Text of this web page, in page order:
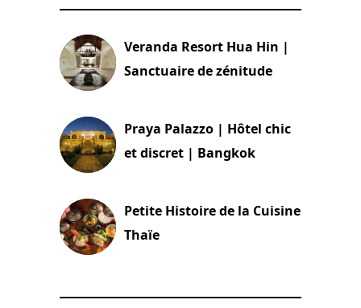
Veranda Resort Hua Hin |
Sanctuaire de zénitude
Praya Palazzo | Hôtel chic
et discret | Bangkok
Petite Histoire de la Cuisine
Thaïe